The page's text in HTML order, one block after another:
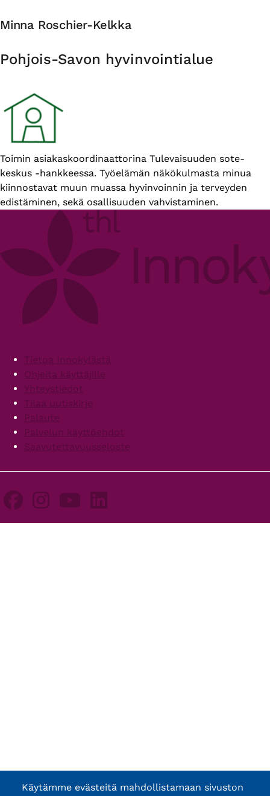
Minna Roschier-Kelkka
Organisaatio
Pohjois-Savon hyvinvointialue
Esittelyteksti
Toimin asiakaskoordinaattorina Tulevaisuuden sote-
keskus -hankkeessa. Työelämän näkökulmasta minua
kiinnostavat muun muassa hyvinvoinnin ja terveyden
edistäminen, sekä osallisuuden vahvistaminen.
FooterTietoa Innokylästä
Ohjeita käyttäjille
Yhteystiedot
Tilaa uutiskirje
Palaute
Palvelun käyttöehdot
Saavutettavuusseloste
Käytämme evästeitä mahdollistamaan sivuston